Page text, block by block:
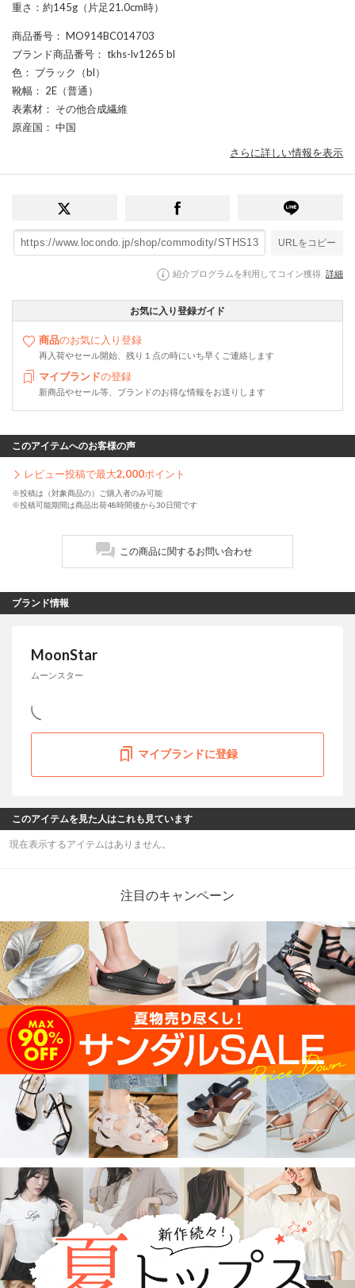
重さ：約145g（片足21.0cm時）
商品番号 ： MO914BC014703
ブランド商品番号 ： tkhs-lv1265 bl
色 ： ブラック（bl）
靴幅 ： 2E（普通）
表素材 ： その他合成繊維
原産国 ： 中国
さらに詳しい情報を表示
URLをコピー
紹介プログラムを利用してコイン獲得 詳細
お気に入り登録ガイド
商品のお気に入り登録
再入荷やセール開始、残り１点の時にいち早くご連絡します
マイブランドの登録
新商品やセール等、ブランドのお得な情報をお送りします
このアイテムへのお客様の声
レビュー投稿で最大2,000ポイント
※投稿は（対象商品の）ご購入者のみ可能
※投稿可能期間は商品出荷48時間後から30日間です
この商品に関するお問い合わせ
ブランド情報
MoonStar
ムーンスター
マイブランドに登録
このアイテムを見た人はこれも見ています
現在表示するアイテムはありません。
注目のキャンペーン